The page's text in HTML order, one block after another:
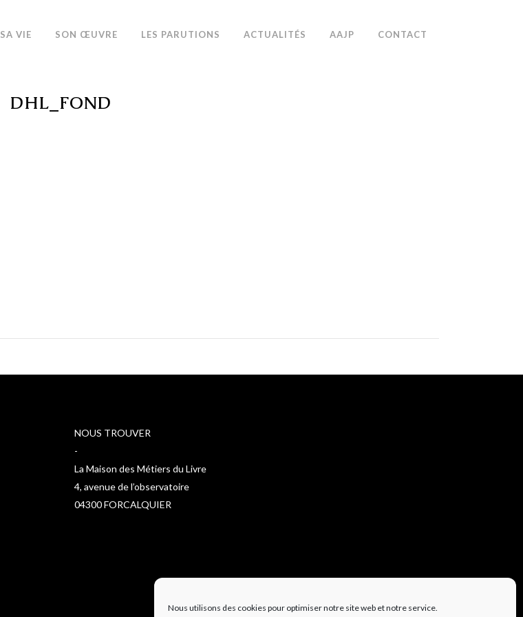
Nous utilisons des cookies pour optimiser notre site web et notre service.
SA VIE SON ŒUVRE LES PARUTIONS ACTUALITÉS AAJP CONTACT
DHL_FOND
NOUS TROUVER
-
La Maison des Métiers du Livre
4, avenue de l’observatoire
04300 FORCALQUIER